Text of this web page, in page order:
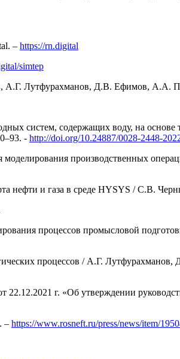
– https://rn.digital
simtep
А.Г. Лутфурахманов, Д.В. Ефимов, А.А.
систем, содержащих воду, на основе
- http://doi.org/10.24887/0028-2448-
производственных
нефти и газа в среде HYSYS / С.В.
процессов промысловой
процессов / А.Г.
г. «Об утверждении
– https://www.rosneft.ru/press/news/item/